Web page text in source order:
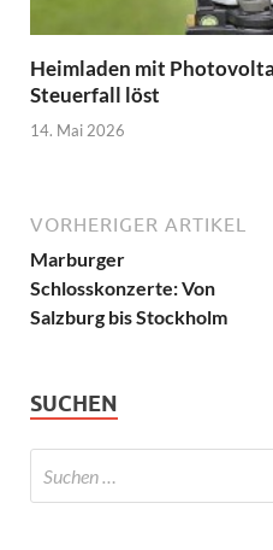
Heimladen mit
Steuerfall löst
14. Mai 2026
VORHERIGER ARTIKEL
Marburger
Schlosskonzerte: Von
Salzburg bis Stockholm
SUCHEN